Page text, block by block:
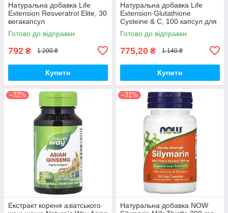
Натуральна добавка Life
Extension Resveratrol Elite, 30
вегакапсул
Готово до відправки
792 ₴ 1 200 ₴
Купити
Натуральна добавка Life
Extension Glutathione
Cysteine & C, 100 капсул для
підтримки імунної системи
Готово до відправки
775,20 ₴ 1 140 ₴
Купити
–32%
Екстракт кореня азіатського
–31%
Натуральна добавка NOW